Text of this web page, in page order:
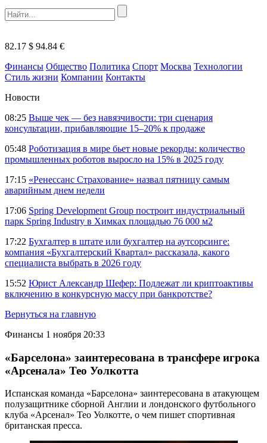
82.17 $ 94.84 €
Финансы Общество Политика Спорт Москва Технологии
Стиль жизни Компании Контакты
Новости
08:25 Выше чек — без навязчивости: три сценария
консультации, прибавляющие 15–20% к продаже
05:48 Роботизация в мире бьет новые рекорды: количество
промышленных роботов выросло на 15% в 2025 году
17:15 «Ренессанс Страхование» назвал пятницу самым
аварийным днем недели
17:06 Spring Development Group построит индустриальный
парк Spring Industry в Химках площадью 76 000 м2
17:22 Бухгалтер в штате или бухгалтер на аутсорсинге:
компания «Бухгалтерский Квартал» рассказала, какого
специалиста выбрать в 2026 году
15:52 Юрист Александр Шефер: Подлежат ли криптоактивы
включению в конкурсную массу при банкротстве?
Вернуться на главную
Финансы 1 ноября 20:33
«Барселона» заинтересована в трансфере игрока
«Арсенала» Тео Уолкотта
Испанская команда «Барселона» заинтересована в атакующем
полузащитнике сборной Англии и лондонского футбольного
клуба «Арсенал» Тео Уолкотте, о чем пишет спортивная
британская пресса.